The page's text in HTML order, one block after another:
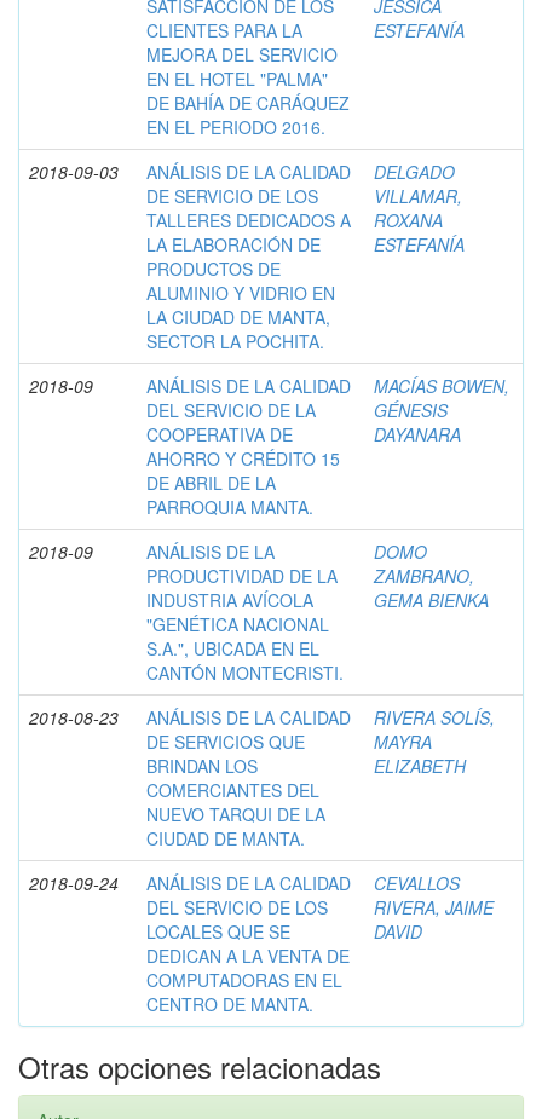
SATISFACCIÓN DE LOS
CLIENTES PARA LA
MEJORA DEL SERVICIO
EN EL HOTEL "PALMA"
DE BAHÍA DE CARÁQUEZ
EN EL PERIODO 2016.
JESSICA
ESTEFANÍA
2018-09-03
ANÁLISIS DE LA CALIDAD
DE SERVICIO DE LOS
TALLERES DEDICADOS A
LA ELABORACIÓN DE
PRODUCTOS DE
ALUMINIO Y VIDRIO EN
LA CIUDAD DE MANTA,
SECTOR LA POCHITA.
DELGADO
VILLAMAR,
ROXANA
ESTEFANÍA
2018-09
ANÁLISIS DE LA CALIDAD
DEL SERVICIO DE LA
COOPERATIVA DE
AHORRO Y CRÉDITO 15
DE ABRIL DE LA
PARROQUIA MANTA.
MACÍAS BOWEN,
GÉNESIS
DAYANARA
2018-09
ANÁLISIS DE LA
PRODUCTIVIDAD DE LA
INDUSTRIA AVÍCOLA
"GENÉTICA NACIONAL
S.A.", UBICADA EN EL
CANTÓN MONTECRISTI.
DOMO
ZAMBRANO,
GEMA BIENKA
2018-08-23
ANÁLISIS DE LA CALIDAD
DE SERVICIOS QUE
BRINDAN LOS
COMERCIANTES DEL
NUEVO TARQUI DE LA
CIUDAD DE MANTA.
RIVERA SOLÍS,
MAYRA
ELIZABETH
2018-09-24
ANÁLISIS DE LA CALIDAD
DEL SERVICIO DE LOS
LOCALES QUE SE
DEDICAN A LA VENTA DE
COMPUTADORAS EN EL
CENTRO DE MANTA.
CEVALLOS
RIVERA, JAIME
DAVID
Otras opciones relacionadas